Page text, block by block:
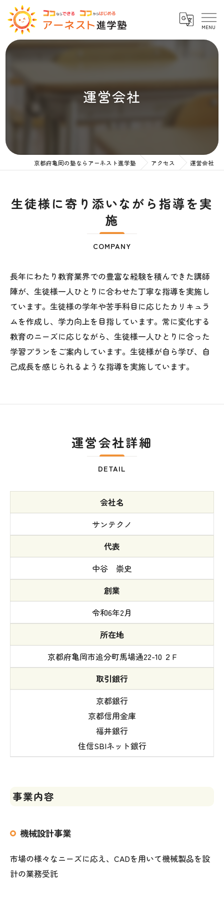
運営会社
京都府亀岡の塾ならアーネスト進学塾 アクセス 運営会社
生徒様に寄り添いながら指導を実
施
COMPANY
長年にわたり教育業界での豊富な経験を積んできた講師
陣が、生徒様一人ひとりに合わせた丁寧な指導を実施し
ています。生徒様の学年や苦手科目に応じたカリキュラ
ムを作成し、学力向上を目指しています。常に変化する
教育のニーズに応じながら、生徒様一人ひとりに合った
学習プランをご案内しています。生徒様が自ら学び、自
己成長を感じられるような指導を実施しています。
運営会社詳細
DETAIL
会社名
サンテクノ
代表
中谷 崇史
創業
令和6年2月
所在地
京都府亀岡市追分町馬場通22-10 ２F
取引銀行
京都銀行
京都信用金庫
福井銀行
住信SBIネット銀行
事業内容
機械設計事業
市場の様々なニーズに応え、CADを用いて機械製品を設
計の業務受託